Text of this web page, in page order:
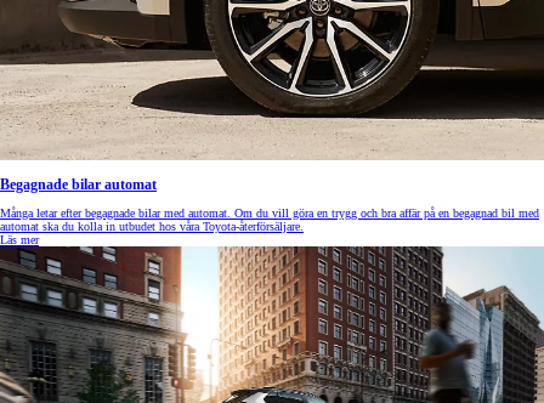
Begagnade bilar automat
Många letar efter begagnade bilar med automat. Om du vill göra en trygg och bra affär på en begagnad bil med
automat ska du kolla in utbudet hos våra Toyota-återförsäljare.
Läs mer